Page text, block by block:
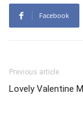
Facebook
Previous article
Lovely Valentine